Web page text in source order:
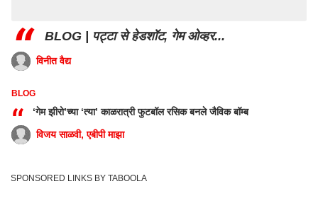
“ BLOG | पट्टा से हेडशॉट, गेम ओव्हर...
विनीत वैद्य
BLOG
“
‘गेम झीरो’च्या ‘त्या’ काळरात्री फुटबॉल रसिक बनले जैविक बॉम्ब
विजय साळवी, एबीपी माझा
SPONSORED LINKS BY TABOOLA